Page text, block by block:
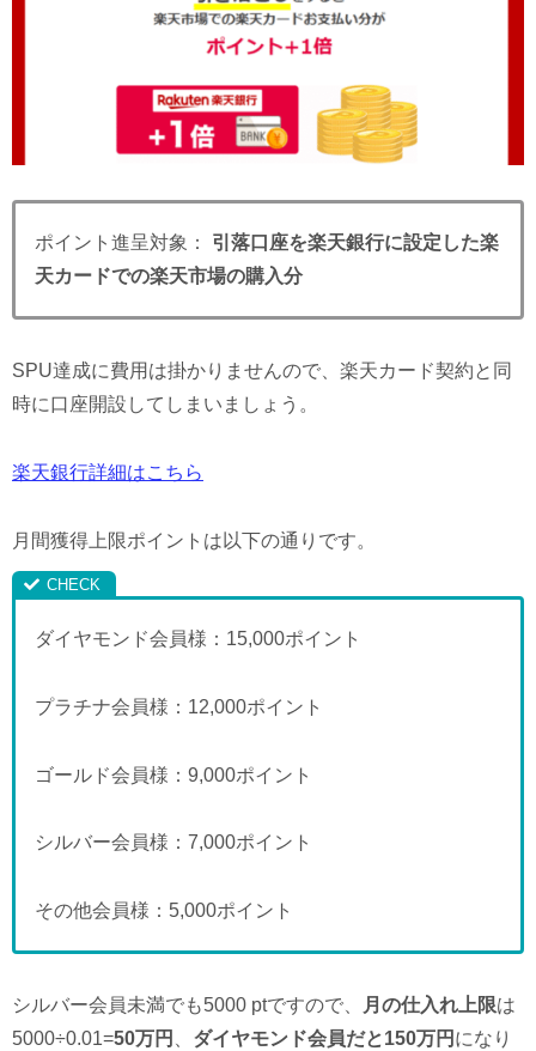
ポイント進呈対象： 引落口座を楽天銀行に設定した楽
天カードでの楽天市場の購入分
SPU達成に費用は掛かりませんので、楽天カード契約と同
時に口座開設してしまいましょう。
楽天銀行詳細はこちら
月間獲得上限ポイントは以下の通りです。
ダイヤモンド会員様：15,000ポイント
プラチナ会員様：12,000ポイント
ゴールド会員様：9,000ポイント
シルバー会員様：7,000ポイント
その他会員様：5,000ポイント
シルバー会員未満でも5000 ptですので、 月の仕入れ上限は
5000÷0.01=50万円 ダイヤモンド会員だと150万円 になり